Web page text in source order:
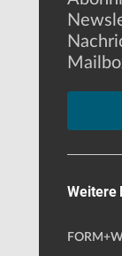
Weitere